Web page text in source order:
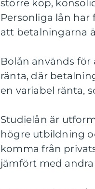
större köp,
Personliga lån
att betalningarna
Bolån används för
ränta, där
en variabel ränta,
Studielån är
högre utbildning
komma från
jämfört med